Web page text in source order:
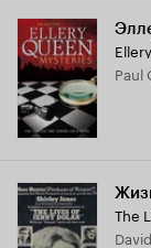
The